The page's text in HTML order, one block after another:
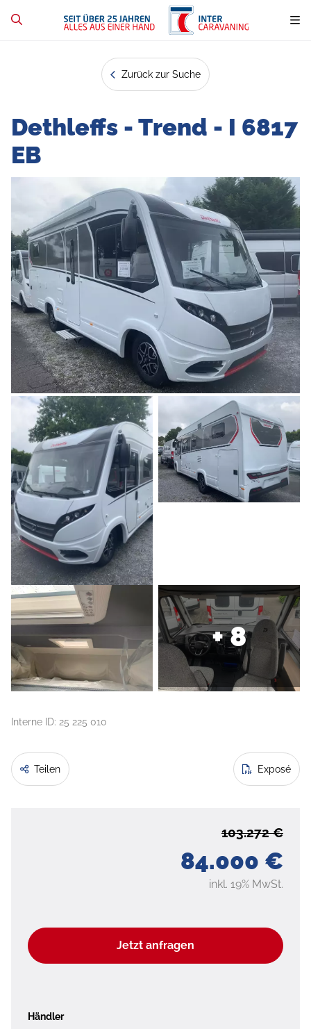
Zurück zur Suche
Dethleffs - Trend - I 6817
EB
+ 8
Interne ID: 25 225 010
Teilen Exposé
84.000 €
103.272 €
inkl. 19% MwSt.
Jetzt anfragen
Händler